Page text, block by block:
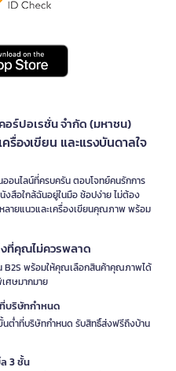
อร์ปอเรชั่น จำกัด (มหาชน)
รื่องเขียน และแรงบันดาลใจ
อนไลน์ที่ครบครัน ตอบโจทย์คนรักการ
งสือใกล้ฉันอยู่ในมือ ช้อปง่าย ไม่ต้อง
ลายแนวและเครื่องเขียนคุณภาพ พร้อม
ที่คุณไม่ควรพลาด
B2S พร้อมให้คุณเลือกสินค้าคุณภาพได้
ศษมากมาย
บริษัทกำหนด
ต่ำที่บริษัทกำหนด รับสิทธิ์ส่งฟรีถึงบ้าน
3 ชั้น